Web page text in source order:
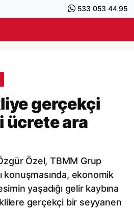
533 053 44 95
gerçekçi
ücrete ara
Özel, TBMM Grup
konuşmasında, ekonomik
yaşadığı gelir kaybına
gerçekçi bir seyyanen